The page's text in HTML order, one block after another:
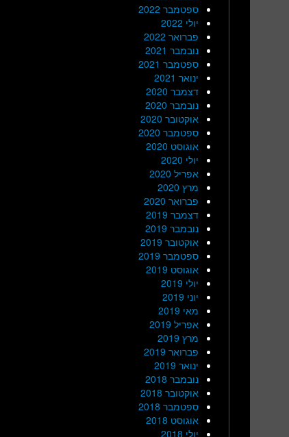
ספטמבר 2022
יולי 2022
פברואר 2022
נובמבר 2021
ספטמבר 2021
ינואר 2021
דצמבר 2020
נובמבר 2020
אוקטובר 2020
ספטמבר 2020
אוגוסט 2020
יולי 2020
אפריל 2020
מרץ 2020
פברואר 2020
דצמבר 2019
נובמבר 2019
אוקטובר 2019
ספטמבר 2019
אוגוסט 2019
יולי 2019
יוני 2019
מאי 2019
אפריל 2019
מרץ 2019
פברואר 2019
ינואר 2019
נובמבר 2018
אוקטובר 2018
ספטמבר 2018
אוגוסט 2018
יולי 2018